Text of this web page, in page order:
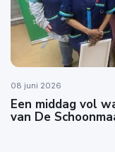
08 juni 2026
Een middag vol
van De